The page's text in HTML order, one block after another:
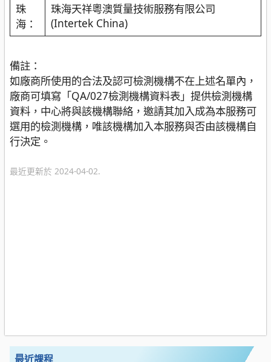
珠
海：
珠海天祥粵澳質量技術服務有限公司
(Intertek China)
備註：
如廠商所使用的合法及認可檢測機構不在上述名單內，
廠商可填寫「QA/027檢測機構資料表」提供檢測機構
資料，中心將與該機構聯絡，邀請其加入成為本服務可
選用的檢測機構，唯該機構加入本服務與否由該機構自
行決定。
最近更新於 2024-04-02.
最近課程